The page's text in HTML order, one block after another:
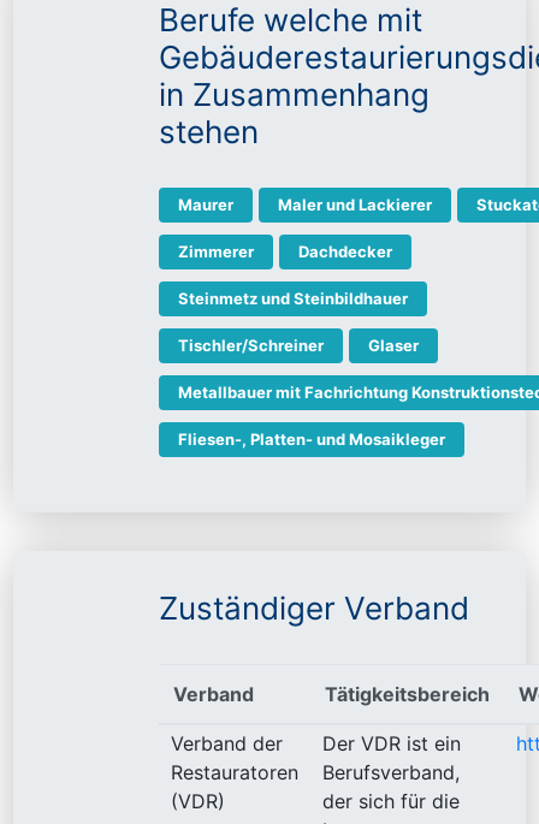
Berufe welche mit
in Zusammenhang
stehen
Maurer Maler und Lackierer
Zimmerer Dachdecker
Steinmetz und Steinbildhauer
Tischler/Schreiner Glaser
Metallbauer mit Fachrichtung
Fliesen-, Platten- und Mosaikleger
Zuständiger Verband
Verband Tätigkeitsbereich
Verband der
Restauratoren
(VDR)
Der VDR ist ein
Berufsverband,
der sich für die